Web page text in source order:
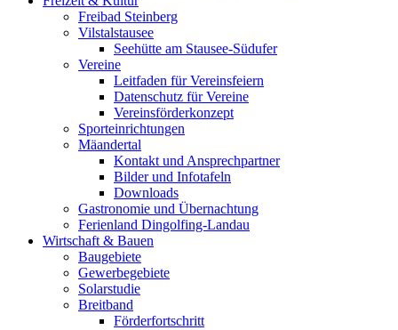
Freibad Steinberg
Vilstalstausee
Seehütte am Stausee-Südufer
Vereine
Leitfaden für Vereinsfeiern
Datenschutz für Vereine
Vereinsförderkonzept
Sporteinrichtungen
Mäandertal
Kontakt und Ansprechpartner
Bilder und Infotafeln
Downloads
Gastronomie und Übernachtung
Ferienland Dingolfing-Landau
Wirtschaft & Bauen
Baugebiete
Gewerbegebiete
Solarstudie
Breitband
Förderfortschritt